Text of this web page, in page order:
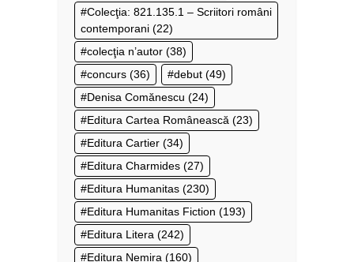
Colecţia: 821.135.1 – Scriitori români
contemporani (22)
colecţia n’autor (38)
concurs (36) debut (49)
Denisa Comănescu (24)
Editura Cartea Românească (23)
Editura Cartier (34)
Editura Charmides (27)
Editura Humanitas (230)
Editura Humanitas Fiction (193)
Editura Litera (242)
Editura Nemira (160)